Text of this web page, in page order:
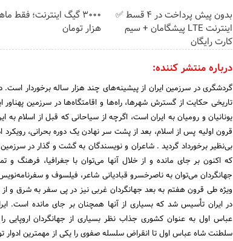
بدون پیش پرداخت در 4 قسط ✅
اینترنت LTE پیشگامان + سیم
کارت رایگان
هزار تومان
درباره منتشر کننده:
گردشگری در سرزمین ایران از پیشینه‌های چند هزار ساله برخوردار است.
تاریخی حکایت از گسترش شهرها، راه‌ها و اقامتگاه‌ها در سرزمین پهناور
یونانیان و رومیان به ایران است، اگرچه از سیاحانی که قبل از اسلام
قرون اولیه پس از اسلام، بعد از پشت سر نهادن یک دوره بحرانی، رویکرد
بی‌نظیر برخورداد گردید . شاعران و نویسندگان به گشت و گذار در
که اکنون بر جای مانده و از خلال آنها می‌توان با جغرافیا، فرهنگ و
جهانگردان می‌توان به ناصرخسرو قبادیانی شاعر، فیلسوف و
ویژه طی قرون هفتم به بعد جهانگردان غربی نیز در پی سفر به شرق و از
در ایران تأسیس شد که بسیاری از آنها همچنان بر جای مانده است.
عباس اول به عنوان کشوری جذاب نظر بسیاری از جهانگردان
سلطنت شاه عباس اول تا انقراض سلسله صفوی را یکی از مهمترین ادوار